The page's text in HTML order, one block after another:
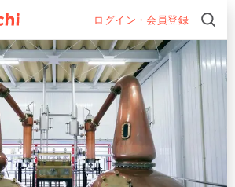
ログイン・会員登録